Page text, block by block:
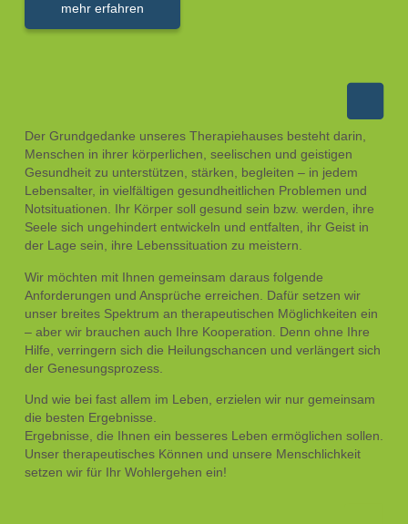
mehr erfahren
Der Grundgedanke unseres Therapiehauses besteht darin,
Menschen in ihrer körperlichen, seelischen und geistigen
Gesundheit zu unterstützen, stärken, begleiten – in jedem
Lebensalter, in vielfältigen gesundheitlichen Problemen und
Notsituationen. Ihr Körper soll gesund sein bzw. werden, ihre
Seele sich ungehindert entwickeln und entfalten, ihr Geist in
der Lage sein, ihre Lebenssituation zu meistern.
Wir möchten mit Ihnen gemeinsam daraus folgende
Anforderungen und Ansprüche erreichen. Dafür setzen wir
unser breites Spektrum an therapeutischen Möglichkeiten ein
– aber wir brauchen auch Ihre Kooperation. Denn ohne Ihre
Hilfe, verringern sich die Heilungschancen und verlängert sich
der Genesungsprozess.
Und wie bei fast allem im Leben, erzielen wir nur gemeinsam
die besten Ergebnisse.
Ergebnisse, die Ihnen ein besseres Leben ermöglichen sollen.
Unser therapeutisches Können und unsere Menschlichkeit
setzen wir für Ihr Wohlergehen ein!